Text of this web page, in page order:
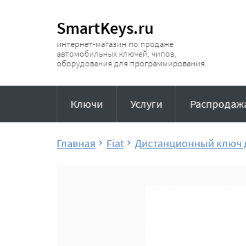
SmartKeys.ru
интернет-магазин по продаже
автомобильных ключей, чипов,
оборудования для программирования.
Ключи Услуги
Главная Fiat Дистанционный ключ